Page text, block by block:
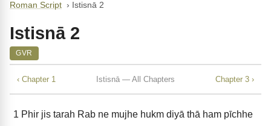
Roman Script › Istisnā 2
Istisnā 2
GVR
‹ Chapter 1 Istisnā — All Chapters Chapter 3 ›
1 Phir jis tarah Rab ne mujhe hukm diyā thā ham pīchhe